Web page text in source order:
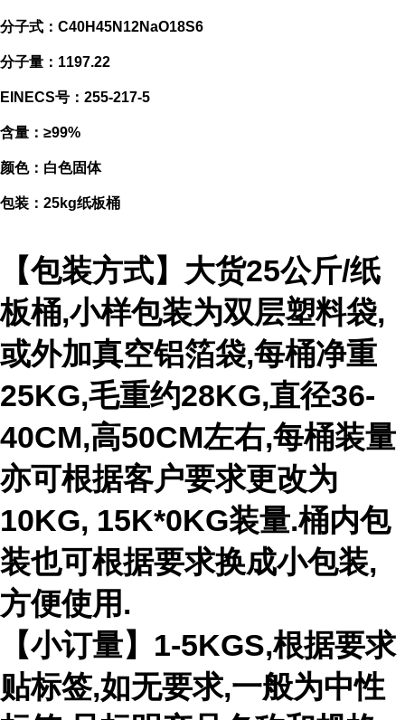
分子式：C40H45N12NaO18S6
分子量：1197.22
EINECS号：255-217-5
含量：≥99%
颜色：白色固体
包装：25kg纸板桶
【包装方式】大货25公斤/纸
板桶,小样包装为双层塑料袋,
或外加真空铝箔袋,每桶净重
25KG,毛重约28KG,直径36-
40CM,高50CM左右,每桶装量
亦可根据客户要求更改为
10KG, 15K*0KG装量.桶内包
装也可根据要求换成小包装,
方便使用.
【小订量】1-5KGS,根据要求
贴标签,如无要求,一般为中性